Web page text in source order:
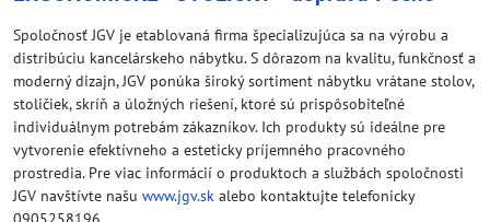
Spoločnosť JGV je etablovaná firma špecializujúca sa na výrobu a
distribúciu kancelárskeho nábytku. S dôrazom na kvalitu, funkčnosť a
moderný dizajn, JGV ponúka široký sortiment nábytku vrátane stolov,
stoličiek, skríň a úložných riešení, ktoré sú prispôsobiteľné
individuálnym potrebám zákazníkov. Ich produkty sú ideálne pre
vytvorenie efektívneho a esteticky príjemného pracovného
prostredia. Pre viac informácií o produktoch a službách spoločnosti
JGV navštívte našu www.jgv.sk alebo kontaktujte telefonicky